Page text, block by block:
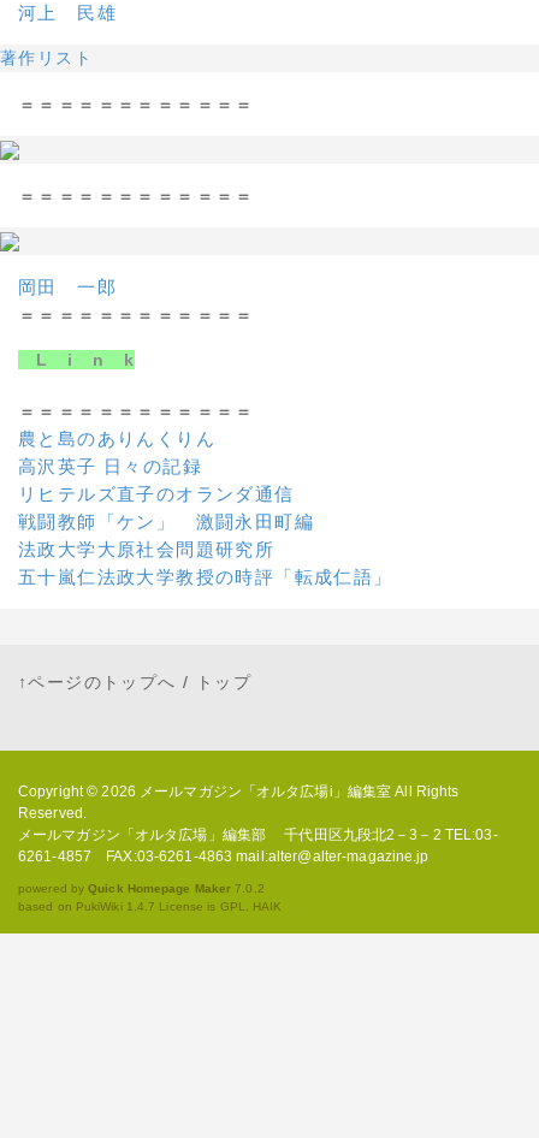
河上 民雄
著作リスト
＝＝＝＝＝＝＝＝＝＝＝＝
＝＝＝＝＝＝＝＝＝＝＝＝
岡田 一郎
＝＝＝＝＝＝＝＝＝＝＝＝
L i n k
＝＝＝＝＝＝＝＝＝＝＝＝
農と島のありんくりん
高沢英子 日々の記録
リヒテルズ直子のオランダ通信
戦闘教師「ケン」 激闘永田町編
法政大学大原社会問題研究所
五十嵐仁法政大学教授の時評「転成仁語」
↑ページのトップへ / トップ
Copyright © 2026 メールマガジン「オルタ広場i」編集室 All Rights
Reserved.
メールマガジン「オルタ広場」編集部 千代田区九段北2－3－2 TEL:03-
6261-4857 FAX:03-6261-4863 mail:alter@alter-magazine.jp
powered byQuick Homepage Maker 7.0.2
based on PukiWiki 1.4.7 License is GPL. HAIK